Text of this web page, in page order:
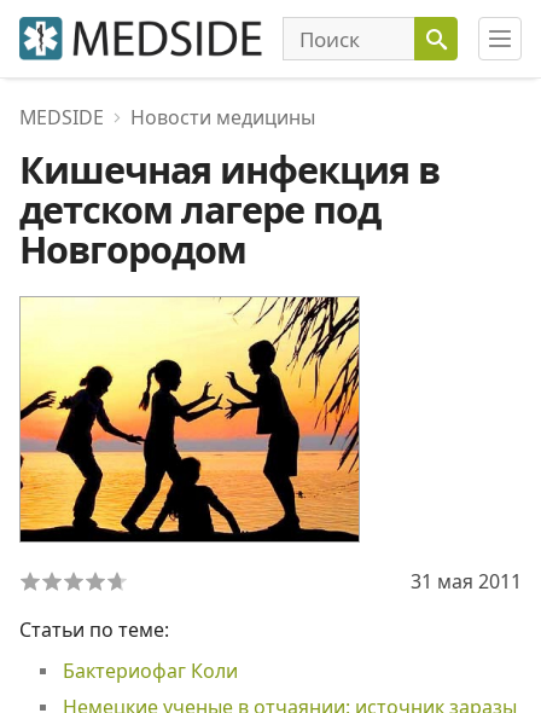
MEDSIDE Новости медицины
Кишечная инфекция в
детском лагере под
Новгородом
31 мая 2011
Статьи по теме:
Бактериофаг Коли
Немецкие ученые в отчаянии: источник заразы